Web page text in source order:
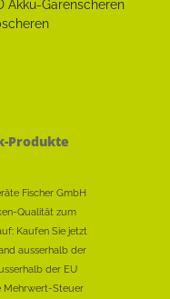
Produkte
Fischer GmbH
Qualität zum
Kaufen Sie jetzt
ausserhalb der
der EU
Mehrwert-Steuer